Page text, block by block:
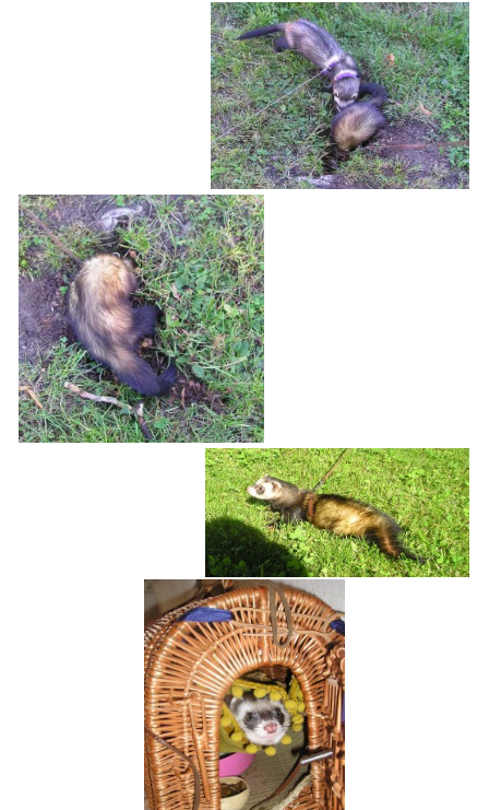
NATÁČENÍ V TELEVIZI
HISTORIE - 2010 - 2020
JAK NÁM POMOCI - POMÁHAJÍ NÁM :-)
Trnová 15
294 25 Katusice
602 692 130
info@fretkyboleslav.cz
© 2026 eStránky.cz |RSS|WebSlice |Tisk|Aktualizováno: 1. 8. 2026
Nahoru ↑